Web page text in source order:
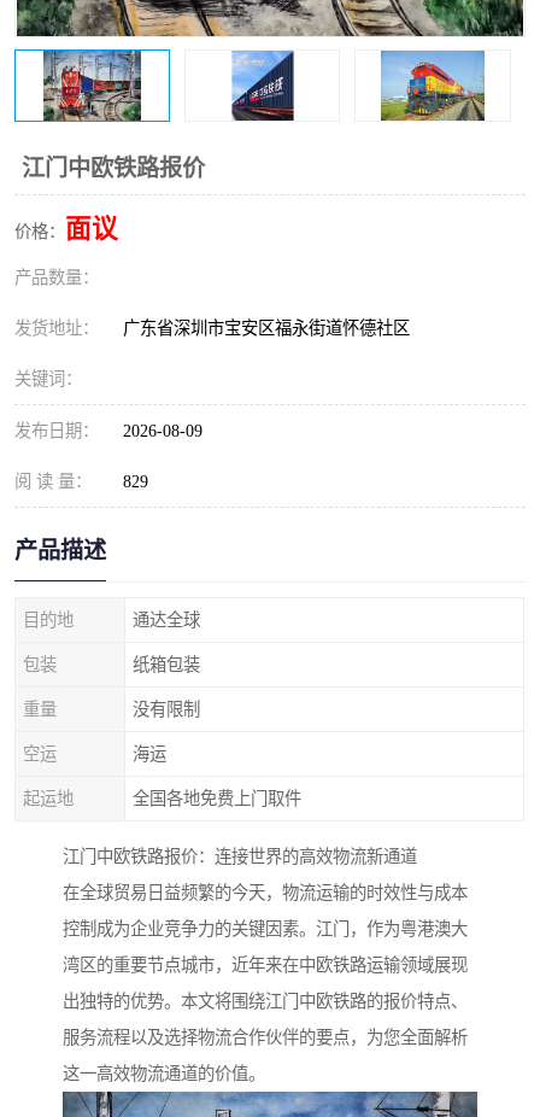
江门中欧铁路报价
价格： 面议
产品数量：
发货地址： 广东省深圳市宝安区福永街道怀德社区
关键词：
发布日期： 2026-08-09
阅 读 量： 829
产品描述
目的地 通达全球
包装 纸箱包装
重量 没有限制
空运 海运
起运地 全国各地免费上门取件
江门中欧铁路报价：连接世界的高效物流新通道
在全球贸易日益频繁的今天，物流运输的时效性与成本
控制成为企业竞争力的关键因素。江门，作为粤港澳大
湾区的重要节点城市，近年来在中欧铁路运输领域展现
出独特的优势。本文将围绕江门中欧铁路的报价特点、
服务流程以及选择物流合作伙伴的要点，为您全面解析
这一高效物流通道的价值。
新能源电池出口物流